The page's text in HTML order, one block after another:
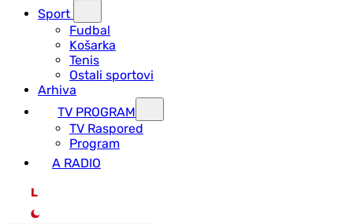
Sport
Fudbal
Košarka
Tenis
Ostali sportovi
Arhiva
TV PROGRAM
ТV Raspored
Program
A RADIO
L